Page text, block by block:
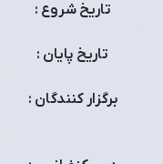
تاریخ شروع :
تاریخ پایان :
برگزار کنندگان :